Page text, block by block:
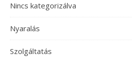
Nincs kategorizálva
Nyaralás
Szolgáltatás